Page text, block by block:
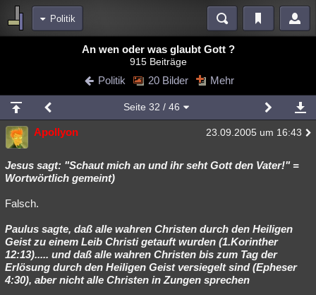
Politik
Blogs Videos
Chat Wiki Neuigkeiten
meine Rubriken
Menschen Wissenschaft Mystery Kriminalfälle
Spiritualität Verschwörungen Technologie Ufologie
Philosophie Träume Orte Esoterik Literatur
Astronomie Helpdesk Gruppen Gaming Filme
Musik Allmystery
An wen oder was glaubt Gott ?
915 Beiträge
Politik 20 Bilder Mehr
Seite 32 / 46
Apollyon 23.09.2005 um 16:43
Jesus sagt: "Schaut mich an und ihr seht Gott den Vater!" =
Wortwörtlich gemeint)
Falsch.
Paulus sagte, daß alle wahren Christen durch den Heiligen
Geist zu einem Leib Christi getauft wurden (1.Korinther
12:13)..... und daß alle wahren Christen bis zum Tag der
Erlösung durch den Heiligen Geist versiegelt sind (Epheser
4:30), aber nicht alle Christen in Zungen sprechen